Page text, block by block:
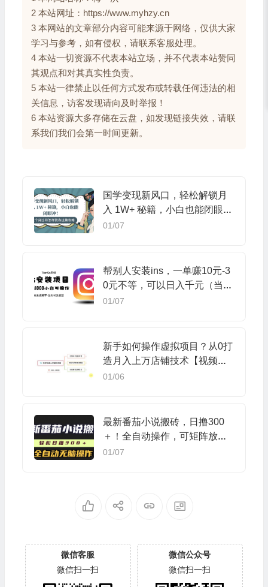
2 本站网址：https://www.myhzy.cn
3 本网站的文章部分内容可能来源于网络，仅供大家
学习与参考，如有侵权，请联系客服处理。
4 本站一切资源不代表本站立场，并不代表本站赞同
其观点和对其真实性负责。
5 本站一律禁止以任何方式发布或转载任何违法的相
关信息，访客发现请向及时举报！
6 本站资源大多存储在云盘，如发现链接失效，请联
系我们我们会第一时间更新。
国学变现新风口，轻松解锁月
入 1W+ 秘籍，小白也能闭眼
冲！
01/07
帮别人安装ins，一单赚10元-3
0元不等，可以日入千元（当天
见收益）
01/07
新手如何操作虚拟项目？从0打
造月入上万店铺技术【视频课
程】
01/06
最新番茄小说搬砖，日撸300
＋！全自动操作，可矩阵放
大！
01/07
微信客服
微信扫一扫
微信公众号
微信扫一扫